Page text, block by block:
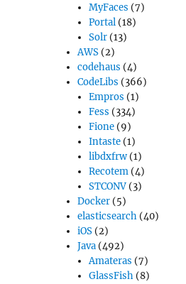
MyFaces (7)
Portal (18)
Solr (13)
AWS (2)
codehaus (4)
CodeLibs (366)
Empros (1)
Fess (334)
Fione (9)
Intaste (1)
libdxfrw (1)
Recotem (4)
STCONV (3)
Docker (5)
elasticsearch (40)
iOS (2)
Java (492)
Amateras (7)
GlassFish (8)